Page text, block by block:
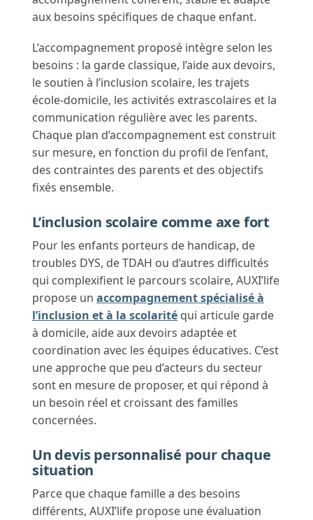
aux besoins spécifiques de chaque enfant.
L’accompagnement proposé intègre selon les
besoins : la garde classique, l’aide aux devoirs,
le soutien à l’inclusion scolaire, les trajets
école-domicile, les activités extrascolaires et la
communication régulière avec les parents.
Chaque plan d’accompagnement est construit
sur mesure, en fonction du profil de l’enfant,
des contraintes des parents et des objectifs
fixés ensemble.
L’inclusion scolaire comme axe fort
Pour les enfants porteurs de handicap, de
troubles DYS, de TDAH ou d’autres difficultés
qui complexifient le parcours scolaire, AUXI’life
propose un accompagnement spécialisé à
l’inclusion et à la scolarité qui articule garde
à domicile, aide aux devoirs adaptée et
coordination avec les équipes éducatives. C’est
une approche que peu d’acteurs du secteur
sont en mesure de proposer, et qui répond à
un besoin réel et croissant des familles
concernées.
Un devis personnalisé pour chaque
situation
Parce que chaque famille a des besoins
différents, AUXI’life propose une évaluation